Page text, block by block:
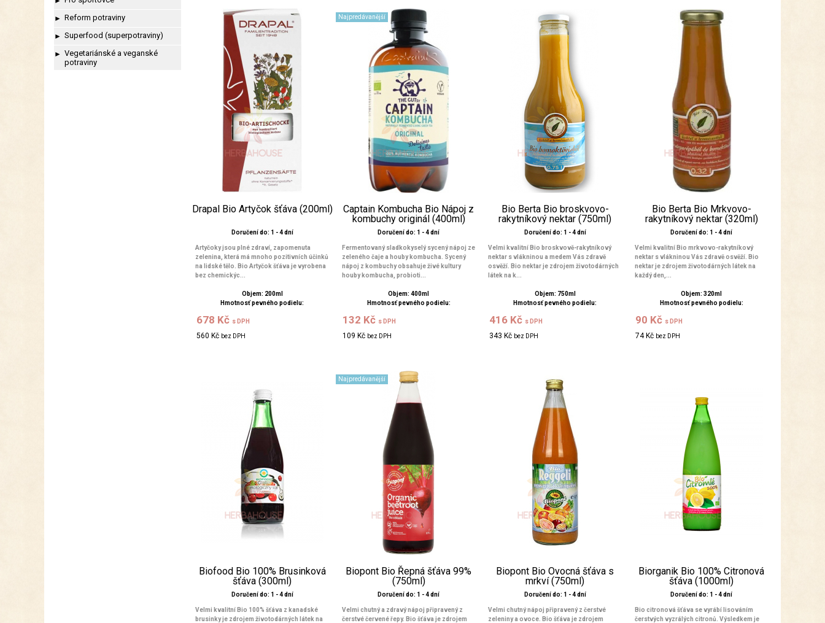
► Reform potraviny
► Superfood (superpotraviny)
► Vegetariánské a veganské
potraviny
Drapal Bio Artyčok šťáva (200ml)
Doručení do: 1 - 4 dní
Artyčoky jsou plné zdraví, zapomenuta
zelenina, která má mnoho pozitivních účinků
na lidské tělo. Bio Artyčok šťáva je vyrobena
bez chemickýc...
Objem: 200ml
Hmotnosť pevného podielu:
678 Kč s DPH
560 Kč bez DPH
Najpredávanější
Captain Kombucha Bio Nápoj z
kombuchy originál (400ml)
Doručení do: 1 - 4 dní
Fermentovaný sladkokyselý sycený nápoj ze
zeleného čaje a houby kombucha. Sycený
nápoj z kombuchy obsahuje živé kultury
houby kombucha, probioti...
Objem: 400ml
Hmotnosť pevného podielu:
132 Kč s DPH
109 Kč bez DPH
Bio Berta Bio broskvovo-
rakytníkový nektar (750ml)
Doručení do: 1 - 4 dní
Velmi kvalitní Bio broskvově-rakytníkový
nektar s vlákninou a medem Vás zdravě
osvěží. Bio nektar je zdrojem životodárných
látek na k...
Objem: 750ml
Hmotnosť pevného podielu:
416 Kč s DPH
343 Kč bez DPH
Bio Berta Bio Mrkvovo-
rakytníkový nektar (320ml)
Doručení do: 1 - 4 dní
Velmi kvalitní Bio mrkvovo-rakytníkový
nektar s vlákninou Vás zdravě osvěží. Bio
nektar je zdrojem životodárných látek na
každý den,...
Objem: 320ml
Hmotnosť pevného podielu:
90 Kč s DPH
74 Kč bez DPH
Biofood Bio 100% Brusinková
šťáva (300ml)
Doručení do: 1 - 4 dní
Velmi kvalitní Bio 100% šťáva z kanadské
brusinky je zdrojem životodárných látek na
Najpredávanější
Biopont Bio Řepná šťáva 99%
(750ml)
Doručení do: 1 - 4 dní
Velmi chutný a zdravý nápoj připravený z
čerstvé červené řepy. Bio šťáva je zdrojem
Biopont Bio Ovocná šťáva s
mrkví (750ml)
Doručení do: 1 - 4 dní
Velmi chutný nápoj připravený z čerstvé
zeleniny a ovoce. Bio šťáva je zdrojem
Biorganik Bio 100% Citronová
šťáva (1000ml)
Doručení do: 1 - 4 dní
Bio citronová šťáva se vyrábí lisováním
čerstvých vyzrálých citronů. Výsledkem je